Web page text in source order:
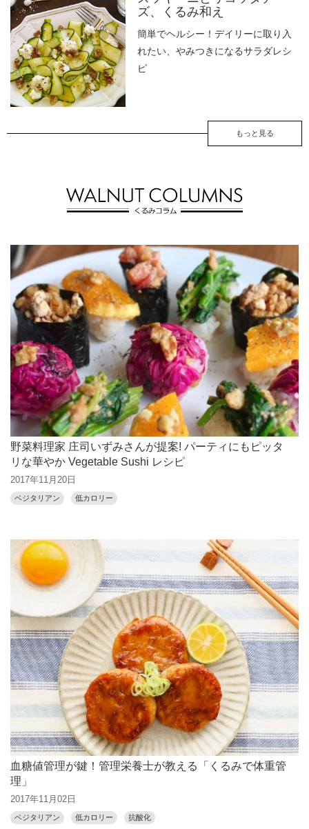
ズ、くるみ和え
簡単でヘルシー！デイリーに取り入
れたい、やみつきになるサラダレシ
ピ
もっと見る
野菜料理家 庄司いずみさんが提案! パーティにもピッタ
リな華やか Vegetable Sushi レシピ
2017年11月20日
ベジタリアン 低カロリー
血糖値管理が鍵！管理栄養士が教える「くるみで体重管
理」
2017年11月02日
ベジタリアン 低カロリー 抗酸化